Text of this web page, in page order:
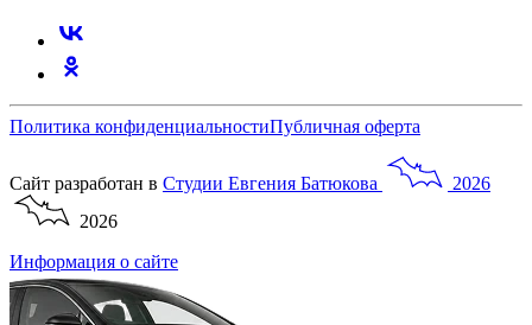
Политика конфиденциальностиПубличная оферта
Сайт разработан в Студии Евгения Батюкова
2026
2026
Информация о сайте